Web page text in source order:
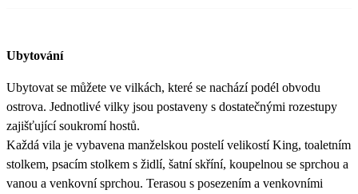
Ubytování
Ubytovat se můžete ve vilkách, které se nachází podél obvodu
ostrova. Jednotlivé vilky jsou postaveny s dostatečnými rozestupy
zajišťující soukromí hostů.
Každá vila je vybavena manželskou postelí velikostí King, toaletním
stolkem, psacím stolkem s židlí, šatní skříní, koupelnou se sprchou a
vanou a venkovní sprchou. Terasou s posezením a venkovními